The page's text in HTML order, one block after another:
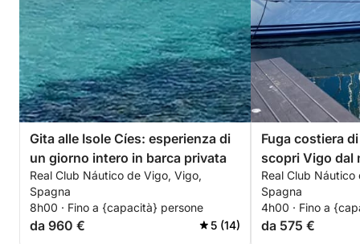
Gita alle Isole Cíes: esperienza di
un giorno intero in barca privata
Real Club Náutico de Vigo, Vigo,
Spagna
8h00 · Fino a {capacità} persone
da 960 € 5 (14)
Fuga costiera
scopri Vigo dal
Real Club
Spagna
4h00 · Fino a
da 575 €